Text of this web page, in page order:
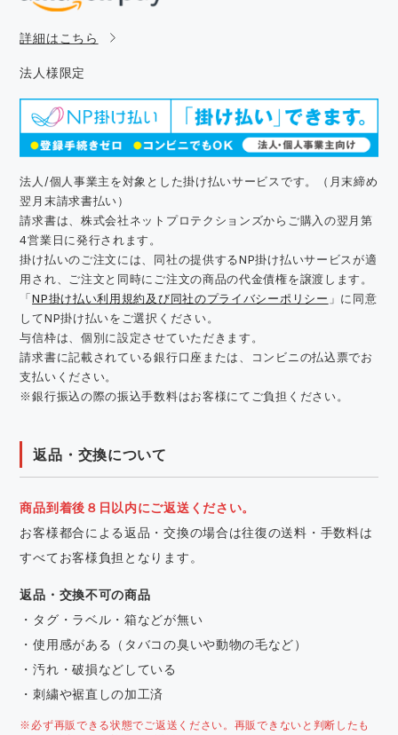
詳細はこちら
法人様限定
法人/個人事業主を対象とした掛け払いサービスです。（月末締め
翌月末請求書払い）
請求書は、株式会社ネットプロテクションズからご購入の翌月第
4営業日に発行されます。
掛け払いのご注文には、同社の提供するNP掛け払いサービスが適
用され、ご注文と同時にご注文の商品の代金債権を譲渡します。
「NP掛け払い利用規約及び同社のプライバシーポリシー 」に同意
してNP掛け払いをご選択ください。
与信枠は、個別に設定させていただきます。
請求書に記載されている銀行口座または、コンビニの払込票でお
支払いください。
※銀行振込の際の振込手数料はお客様にてご負担ください。
返品・交換について
商品到着後８日以内にご返送ください。
お客様都合による返品・交換の場合は往復の送料・手数料は
すべてお客様負担となります。
返品・交換不可の商品
・タグ・ラベル・箱などが無い
・使用感がある（タバコの臭いや動物の毛など）
・汚れ・破損などしている
・刺繍や裾直しの加工済
※必ず再販できる状態でご返送ください。再販できないと判断したも